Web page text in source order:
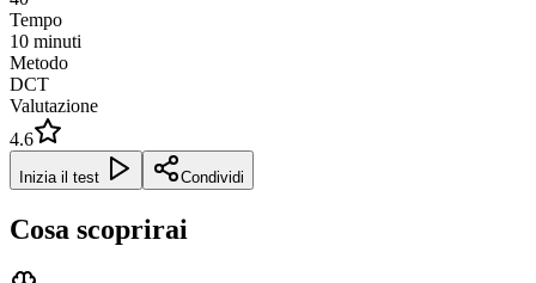
Tempo
10 minuti
Metodo
DCT
Valutazione
4.6
Inizia il test Condividi
Cosa scoprirai